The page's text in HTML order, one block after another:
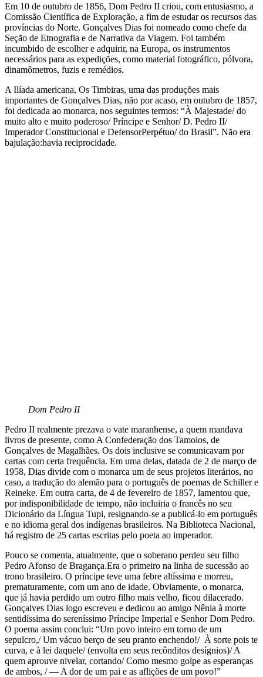
Em 10 de outubro de 1856, Dom Pedro II criou, com entusiasmo, a
Comissão Científica de Exploração, a fim de estudar os recursos das
províncias do Norte. Gonçalves Dias foi nomeado como chefe da
Seção de Etnografia e de Narrativa da Viagem. Foi também
incumbido de escolher e adquirir, na Europa, os instrumentos
necessários para as expedições, como material fotográfico, pólvora,
dinamômetros, fuzis e remédios.
A Ilíada americana, Os Timbiras, uma das produções mais
importantes de Gonçalves Dias, não por acaso, em outubro de 1857,
foi dedicada ao monarca, nos seguintes termos: “À Majestade/ do
muito alto e muito poderoso/ Príncipe e Senhor/ D. Pedro II/
Imperador Constitucional e DefensorPerpétuo/ do Brasil”. Não era
bajulação:havia reciprocidade.
Dom Pedro II
Pedro II realmente prezava o vate maranhense, a quem mandava
livros de presente, como A Confederação dos Tamoios, de
Gonçalves de Magalhães. Os dois inclusive se comunicavam por
cartas com certa frequência. Em uma delas, datada de 2 de março de
1958, Dias divide com o monarca um de seus projetos literários, no
caso, a tradução do alemão para o português de poemas de Schiller e
Reineke. Em outra carta, de 4 de fevereiro de 1857, lamentou que,
por indisponibilidade de tempo, não incluiria o francês no seu
Dicionário da Língua Tupi, resignando-se a publicá-lo em português
e no idioma geral dos indígenas brasileiros. Na Biblioteca Nacional,
há registro de 25 cartas escritas pelo poeta ao imperador.
Pouco se comenta, atualmente, que o soberano perdeu seu filho
Pedro Afonso de Bragança.Era o primeiro na linha de sucessão ao
trono brasileiro. O príncipe teve uma febre altíssima e morreu,
prematuramente, com um ano de idade. Obviamente, o monarca,
que já havia perdido um outro filho mais velho, ficou dilacerado.
Gonçalves Dias logo escreveu e dedicou ao amigo Nênia à morte
sentidíssima do sereníssimo Príncipe Imperial e Senhor Dom Pedro.
O poema assim conclui: “Um povo inteiro em torno de um
sepulcro,/ Um vácuo berço de seu pranto enchendo!/ À sorte pois te
curva, e à lei daquele/ (envolta em seus recônditos desígnios)/ A
quem aprouve nivelar, cortando/ Como mesmo golpe as esperanças
de ambos, / — A dor de um pai e as aflições de um povo!”